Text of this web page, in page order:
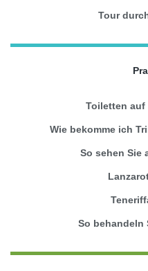
Tour
Toiletten auf
Wie bekomme ich
So sehen Sie
So behandeln